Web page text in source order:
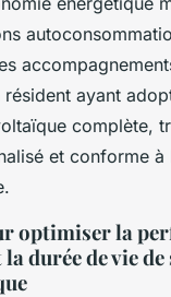
résident ayant
complète,
et conforme à
optimiser la
la durée de vie